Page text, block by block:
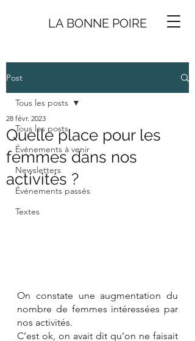
LA BONNE POIRE
Post
Tous les posts
Événements à venir
Newsletters
Événements passés
Textes
Tous les posts
Quelle place pour les
femmes dans nos
activités ?
28 févr. 2023
On constate une augmentation du
nombre de femmes intéressées par
nos activités.
C’est ok, on avait dit qu’on ne faisait